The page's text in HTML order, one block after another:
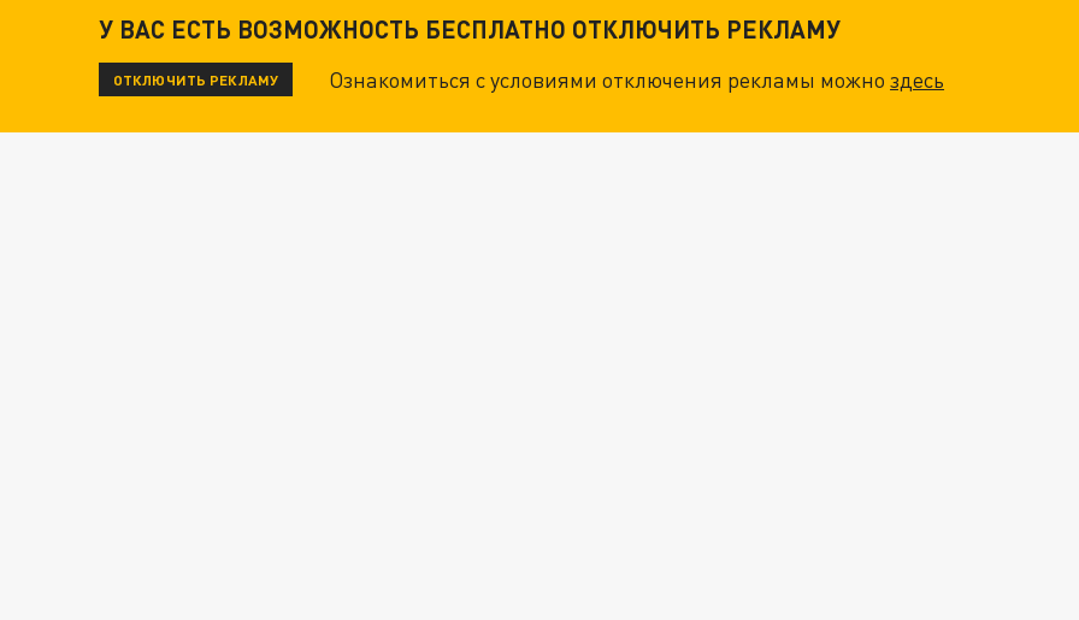
У ВАС ЕСТЬ ВОЗМОЖНОСТЬ БЕСПЛАТНО ОТКЛЮЧИТЬ РЕКЛАМУ
ОТКЛЮЧИТЬ РЕКЛАМУ Ознакомиться с условиями отключения рекламы можноздесь